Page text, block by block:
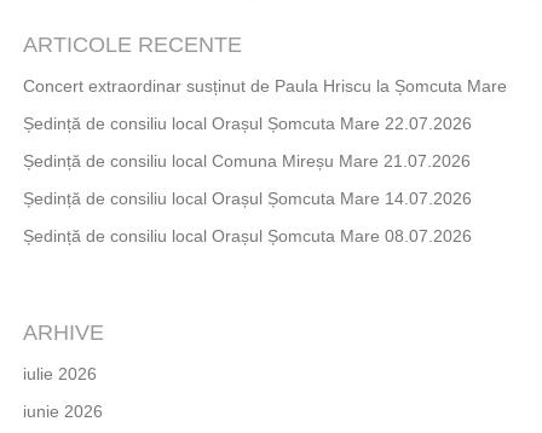
ARTICOLE RECENTE
Concert extraordinar susținut de Paula Hriscu la Șomcuta Mare
Ședință de consiliu local Orașul Șomcuta Mare 22.07.2026
Ședință de consiliu local Comuna Mireșu Mare 21.07.2026
Ședință de consiliu local Orașul Șomcuta Mare 14.07.2026
Ședință de consiliu local Orașul Șomcuta Mare 08.07.2026
ARHIVE
iulie 2026
iunie 2026